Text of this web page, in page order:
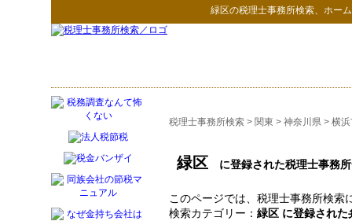
緑区の税理士事務所検索、ホー
税理士事務所検索 > 関東 > 神奈川県 > 横
緑区 に登録された税理士事務
このページでは、税理士事務所検索
検索カテゴリー： 緑区 に登録された